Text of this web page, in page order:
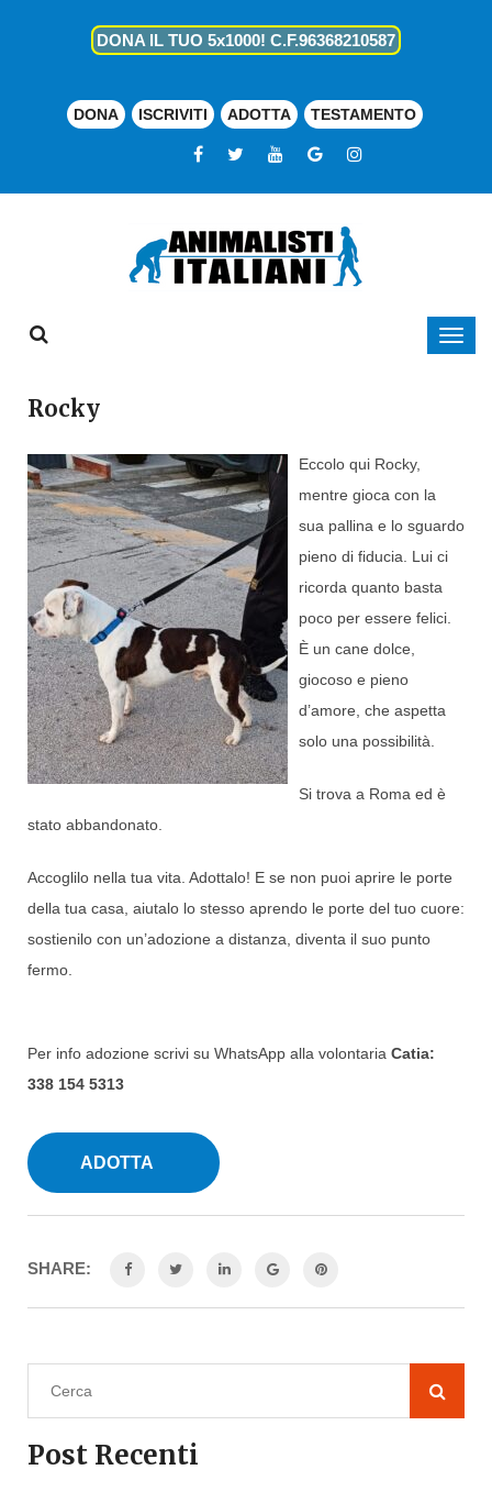
DONA IL TUO 5x1000! C.F.96368210587
DONA ISCRIVITI ADOTTA TESTAMENTO
Rocky
Eccolo qui Rocky,
mentre gioca con la
sua pallina e lo sguardo
pieno di fiducia. Lui ci
ricorda quanto basta
poco per essere felici.
È un cane dolce,
giocoso e pieno
d’amore, che aspetta
solo una possibilità.
Si trova a Roma ed è
stato abbandonato.
Accoglilo nella tua vita. Adottalo! E se non puoi aprire le porte
della tua casa, aiutalo lo stesso aprendo le porte del tuo cuore:
sostienilo con un’adozione a distanza, diventa il suo punto
fermo.
Per info adozione scrivi su WhatsApp alla volontaria Catia:
338 154 5313
SHARE:
Post Recenti